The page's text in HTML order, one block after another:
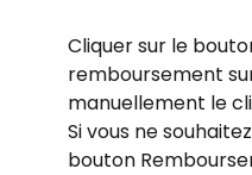
Cliquer sur le
remboursement
manuellement le
Si vous ne
bouton